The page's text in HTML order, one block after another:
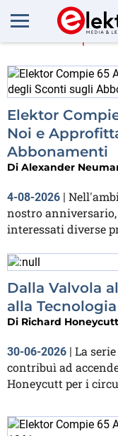
Di
Elektor
Noi e
Abbonamenti
Di Alexander
4-08-2026 |
nostro
interessati diverse
Dalla Valvola
alla
Di Richard Honeycutt
30-06-2026 | La
contribuì ad
Honeycutt per i